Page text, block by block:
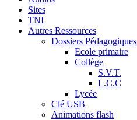
Sites
TNI
Autres Ressources
Dossiers Pédagogiques
Ecole primaire
Collège
S.V.T.
L.C.C
Lycée
Clé USB
Animations flash